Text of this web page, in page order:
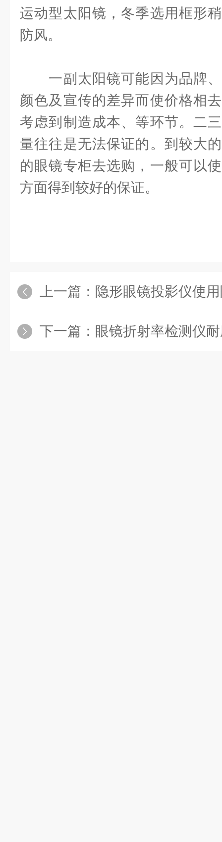
运动型太阳镜，冬季选用框形
防风。
一副太阳镜可能因为品牌、
颜色及宣传的差异而使价格相
考虑到制造成本、等环节。二
量往往是无法保证的。到较大
的眼镜专柜去选购，一般可以
方面得到较好的保证。
上一篇： 隐形眼镜投影仪使用隐
下一篇： 眼镜折射率检测仪耐